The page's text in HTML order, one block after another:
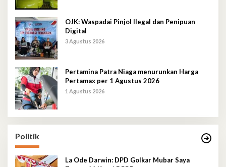
OJK: Waspadai Pinjol Ilegal dan Penipuan
Digital
3 Agustus 2026
Pertamina Patra Niaga menurunkan Harga
Pertamax per 1 Agustus 2026
1 Agustus 2026
Politik
La Ode Darwin: DPD Golkar Mubar Saya